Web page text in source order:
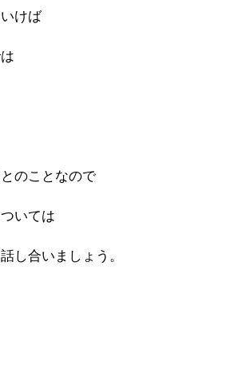
けば
のことなので
いては
し合いましょう。